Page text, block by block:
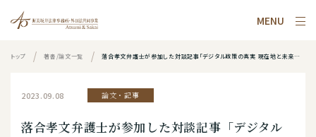
MENU
トップ 著書/論文一覧 落合孝文弁護士が参加した対談記事「デジタル政策の真実 現在地と未来への展望 ＜大串正樹デジタル副大臣×落合孝文プロトタイプ政策研究所所長＞」が、Tech Team Journal（paiza株式会社）に掲載されました。
2023.09.08 論文・記事
落合孝文弁護士が参加した対談記事「デジタル